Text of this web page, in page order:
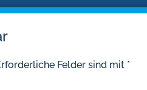
Felder sind mit *